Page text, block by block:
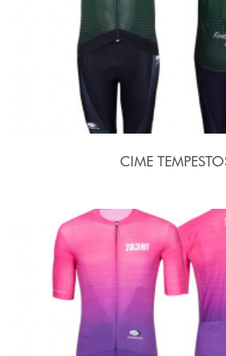
CIME